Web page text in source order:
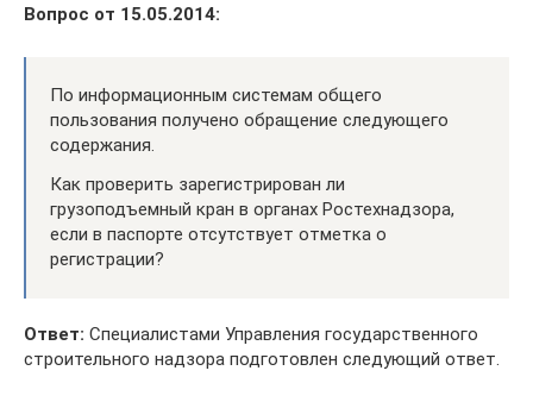
Вопрос от 15.05.2014:
По информационным системам общего
пользования получено обращение следующего
содержания.
Как проверить зарегистрирован ли
грузоподъемный кран в органах Ростехнадзора,
если в паспорте отсутствует отметка о
регистрации?
Ответ: Специалистами Управления государственного
строительного надзора подготовлен следующий ответ.